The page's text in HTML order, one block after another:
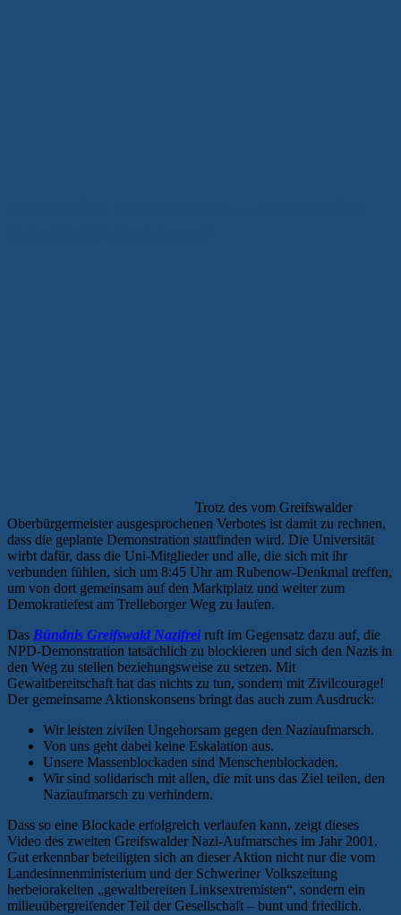
Trotz des vom Greifswalder
Oberbürgermeister ausgesprochenen Verbotes ist damit zu rechnen,
dass die geplante Demonstration stattfinden wird. Die Universität
wirbt dafür, dass die Uni-Mitglieder und alle, die sich mit ihr
verbunden fühlen, sich um 8:45 Uhr am Rubenow-Denkmal treffen,
um von dort gemeinsam auf den Marktplatz und weiter zum
Demokratiefest am Trelleborger Weg zu laufen.
Das Bündnis Greifswald Nazifreiruft im Gegensatz dazu auf, die
NPD-Demonstration tatsächlich zu blockieren und sich den Nazis in
den Weg zu stellen beziehungsweise zu setzen. Mit
Gewaltbereitschaft hat das nichts zu tun, sondern mit Zivilcourage!
Der gemeinsame Aktionskonsens bringt das auch zum Ausdruck:
Wir leisten zivilen Ungehorsam gegen den Naziaufmarsch.
Von uns geht dabei keine Eskalation aus.
Unsere Massenblockaden sind Menschenblockaden.
Wir sind solidarisch mit allen, die mit uns das Ziel teilen, den
Naziaufmarsch zu verhindern.
Dass so eine Blockade erfolgreich verlaufen kann, zeigt dieses
Video des zweiten Greifswalder Nazi-Aufmarsches im Jahr 2001.
Gut erkennbar beteiligten sich an dieser Aktion nicht nur die vom
Landesinnenministerium und der Schweriner Volkszeitung
herbeiorakelten „gewaltbereiten Linksextremisten“, sondern ein
milieuübergreifender Teil der Gesellschaft – bunt und friedlich.